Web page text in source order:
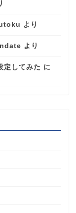
より
より
定してみた に